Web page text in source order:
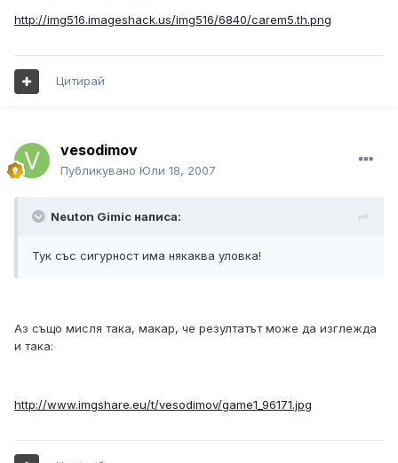
http://img516.imageshack.us/img516/6840/carem5.th.png
Цитирай
vesodimov
Публикувано Юли 18, 2007
Neuton Gimic написа:
Тук със сигурност има някаква уловка!
Аз също мисля така, макар, че резултатът може да изглежда
и така:
http://www.imgshare.eu/t/vesodimov/game1_96171.jpg